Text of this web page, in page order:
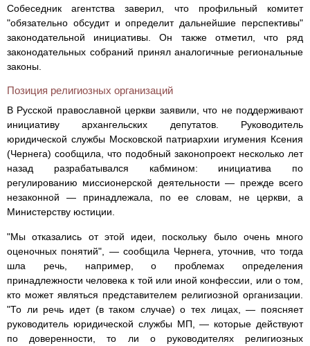
Собеседник агентства заверил, что профильный комитет
"обязательно обсудит и определит дальнейшие перспективы"
законодательной инициативы. Он также отметил, что ряд
законодательных собраний принял аналогичные региональные
законы.
Позиция религиозных организаций
В Русской православной церкви заявили, что не поддерживают
инициативу архангельских депутатов. Руководитель
юридической службы Московской патриархии игумения Ксения
(Чернега) сообщила, что подобный законопроект несколько лет
назад разрабатывался кабмином: инициатива по
регулированию миссионерской деятельности — прежде всего
незаконной — принадлежала, по ее словам, не церкви, а
Министерству юстиции.
"Мы отказались от этой идеи, поскольку было очень много
оценочных понятий", — сообщила Чернега, уточнив, что тогда
шла речь, например, о проблемах определения
принадлежности человека к той или иной конфессии, или о том,
кто может являться представителем религиозной организации.
"То ли речь идет (в таком случае) о тех лицах, — поясняет
руководитель юридической службы МП, — которые действуют
по доверенности, то ли о руководителях религиозных